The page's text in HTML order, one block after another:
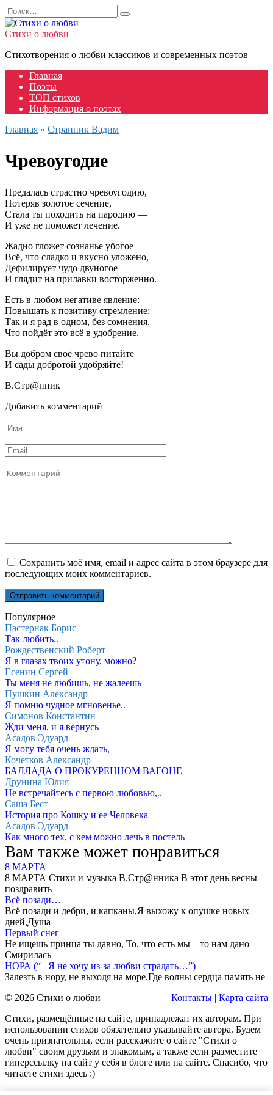
Перейти
к
содержанию
Search
for:
Стихи о любви
Стихотворения о любви классиков и современных поэтов
Главная
Поэты
ТОП стихов
Информация о поэтах
Главная » Странник Вадим
Чревоугодие
Предалась страстно чревоугодию,
Потеряв золотое сечение,
Стала ты походить на пародию —
И уже не поможет лечение.
Жадно гложет сознанье убогое
Всё, что сладко и вкусно уложено,
Дефилирует чудо двуногое
И глядит на прилавки восторженно.
Есть в любом негативе явление:
Повышать к позитиву стремление;
Так и я рад в одном, без сомнения,
Что пойдёт это всё в удобрение.
Вы добром своё чрево питайте
И сады добротой удобряйте!
В.Стр@нник
Добавить комментарий
Имя
Email
Комментарий
Сохранить моё имя, email и адрес сайта в этом браузере для
последующих моих комментариев.
Популярное
Пастернак Борис
Так любить..
Рождественский Роберт
Я в глазах твоих утону, можно?
Есенин Сергей
Ты меня не любишь, не жалеешь
Пушкин Александр
Я помню чудное мгновенье..
Симонов Константин
Жди меня, и я вернусь
Асадов Эдуард
Я могу тебя очень ждать,
Кочетков Александр
БАЛЛАДА О ПРОКУРЕННОМ ВАГОНЕ
Друнина Юлия
Не встречайтесь с первою любовью,..
Саша Бест
История про Кошку и ее Человека
Асадов Эдуард
Как много тех, с кем можно лечь в постель
Вам также может понравиться
8 МАРТА
8 МАРТА Стихи и музыка В.Стр@нника В этот день весны
поздравить
Всё позади…
Всё позади и дебри, и капканы,Я выхожу к опушке новых
дней,Душа
Первый снег
Не ищешь принца ты давно, То, что есть мы – то нам дано –
Смирилась
НОРА (“– Я не хочу из-за любви страдать…”)
Залезть в нору, не выходя на море,Где волны сердца память не
© 2026 Стихи о любви
Контакты | Карта сайта
Стихи, размещённые на сайте, принадлежат их авторам. При
использовании стихов обязательно указывайте автора. Будем
очень признательны, если расскажите о сайте "Стихи о
любви" своим друзьям и знакомым, а также если разместите
гиперссылку на сайт у себя в блоге или на сайте. Спасибо, что
читаете стихи здесь :)